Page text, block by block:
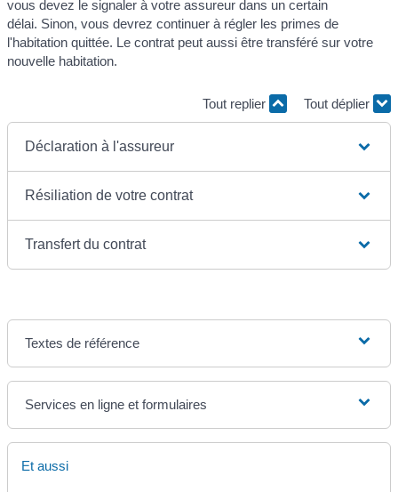
vous devez le signaler à votre assureur dans un certain
délai. Sinon, vous devrez continuer à régler les primes de
l'habitation quittée. Le contrat peut aussi être transféré sur votre
nouvelle habitation.
Tout replier Tout déplier
Déclaration à l'assureur
Résiliation de votre contrat
Transfert du contrat
Textes de référence
Services en ligne et formulaires
Et aussi